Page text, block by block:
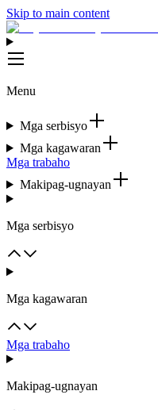
Skip to main content
Menu
Mga serbisyo
Mga kagawaran
Mga trabaho
Makipag-ugnayan
Mga serbisyo
Mga kagawaran
Mga trabaho
Makipag-ugnayan